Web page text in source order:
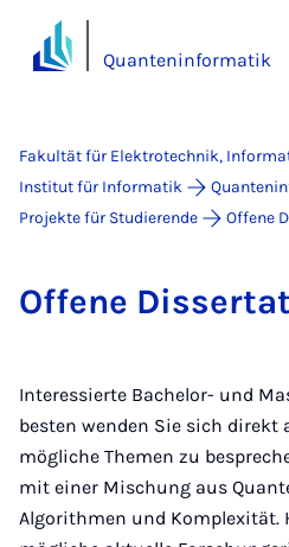
Quanteninformatik
Fakultät für Elektrotechnik,
Institut für Informatik
Projekte für Studierende
Offene
Of­fe­ne
Interessierte Bachelor- und
besten wenden Sie sich direkt
mögliche Themen zu
mit einer Mischung aus
Algorithmen und Komplexität.